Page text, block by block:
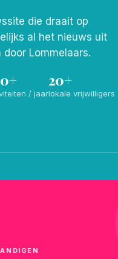
die draait op
al het nieuws uit
door Lommelaars.
/ jaar
20+
lokale vrijwilligers